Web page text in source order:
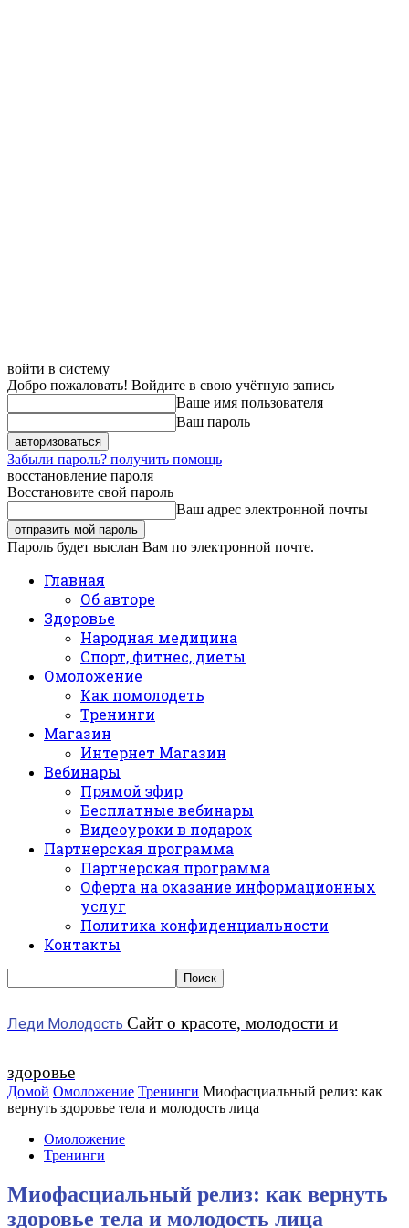
войти в систему
Добро пожаловать! Войдите в свою учётную запись
Ваше имя пользователя
Ваш пароль
Забыли пароль? получить помощь
восстановление пароля
Восстановите свой пароль
Ваш адрес электронной почты
Пароль будет выслан Вам по электронной почте.
Главная
Об авторе
Здоровье
Народная медицина
Спорт, фитнес, диеты
Омоложение
Как помолодеть
Тренинги
Магазин
Интернет Магазин
Вебинары
Прямой эфир
Бесплатные вебинары
Видеоуроки в подарок
Партнерская программа
Партнерская программа
Оферта на оказание информационных
услуг
Политика конфиденциальности
Контакты
Леди Молодость Сайт о красоте, молодости и
здоровье
Домой Омоложение Тренинги Миофасциальный релиз: как
вернуть здоровье тела и молодость лица
Омоложение
Тренинги
Миофасциальный релиз: как вернуть
здоровье тела и молодость лица